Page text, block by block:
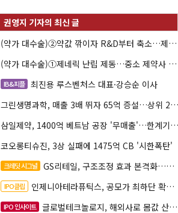
(약가 대수술)②약값 깎이자 R&D부터 축소…제약업계 비상경영 돌입
(약가 대수술)①제네릭 난립 제동…중소 제약사 수익성 비상
IB&피플
최진용 루스벤처스 대표·강승순 이사
그린생명과학, 매출 3배 뛰자 65억 증설…상위 2곳 의존도 82%
삼일제약, 1400억 베트남 공장 '무매출'…한계기업 편입 위기
코오롱티슈진, 3상 실패에 1475억 CB '시한폭탄'
크레딧 시그널 GS리테일, 구조조정 효과 본격화…재무체력 '강화'
IPO클립 인제니아테라퓨틱스, 공모가 최하단 확정…600억 조달
IPO 인사이트
글로벌테크놀로지, 해외사로 몸값 산정…520억 공모